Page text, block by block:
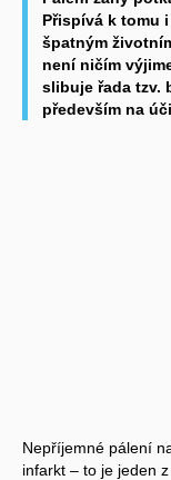
Přispívá k tomu
špatným
není ničím
slibuje řada tzv.
především na
Nepříjemné pálení
infarkt – to je jeden